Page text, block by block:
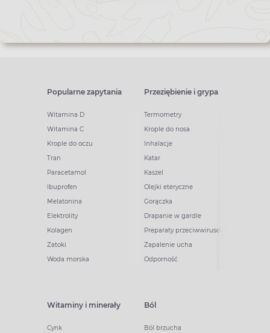
Popularne zapytania
Witamina D
Witamina C
Krople do oczu
Tran
Paracetamol
Ibuprofen
Melatonina
Elektrolity
Kolagen
Zatoki
Woda morska
Przeziębienie i grypa
Termometry
Krople do nosa
Inhalacje
Katar
Kaszel
Olejki eteryczne
Gorączka
Drapanie w gardle
Preparaty przeciwwirusowe
Zapalenie ucha
Odporność
Witaminy i minerały
Cynk
Ból
Ból brzucha